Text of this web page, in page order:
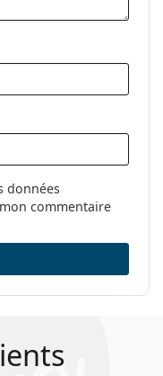
données
commentaire